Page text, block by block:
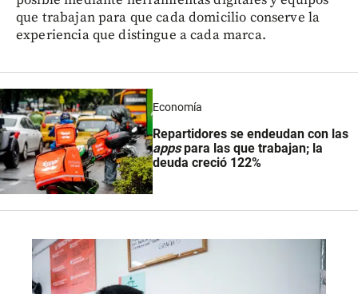
que trabajan para que cada domicilio conserve la
experiencia que distingue a cada marca.
Economía
Repartidores se endeudan con las
appspara las que trabajan; la
deuda creció 122%